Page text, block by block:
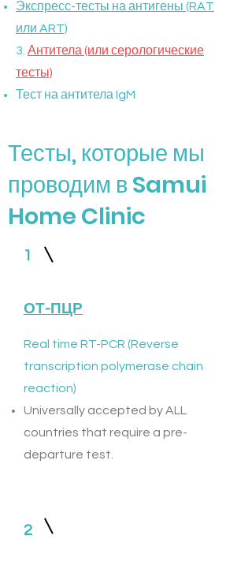
Экспресс-тесты на антигены (RAT
или ART)
3. Антитела (или серологические
тесты)
Тест на антитела IgM
Тесты, которые мы
проводим в Samui
Home Clinic
1
ОТ-ПЦР
Real time RT-PCR (Reverse
transcription polymerase chain
reaction)
Universally accepted by ALL
countries that require a pre-
departure test.
2